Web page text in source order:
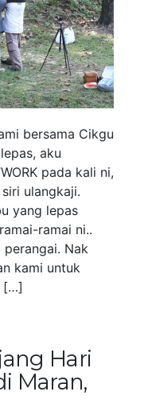
bersama Cikgu
aku
pada kali ni,
ulangkaji.
yang lepas
ramai ni..
perangai. Nak
kami untuk
[…]
Hari
Maran,